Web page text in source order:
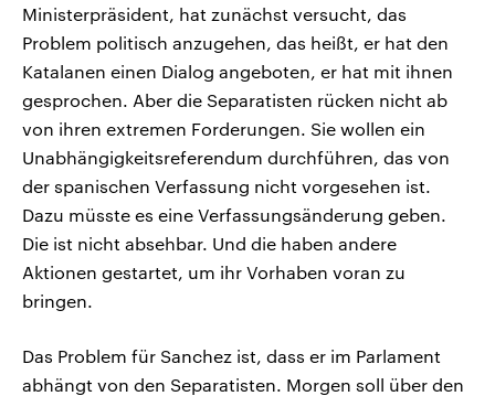
Ministerpräsident, hat zunächst versucht, das
Problem politisch anzugehen, das heißt, er hat den
Katalanen einen Dialog angeboten, er hat mit ihnen
gesprochen. Aber die Separatisten rücken nicht ab
von ihren extremen Forderungen. Sie wollen ein
Unabhängigkeitsreferendum durchführen, das von
der spanischen Verfassung nicht vorgesehen ist.
Dazu müsste es eine Verfassungsänderung geben.
Die ist nicht absehbar. Und die haben andere
Aktionen gestartet, um ihr Vorhaben voran zu
bringen.
Das Problem für Sanchez ist, dass er im Parlament
abhängt von den Separatisten. Morgen soll über den